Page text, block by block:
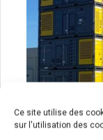
Ce site utilise des
sur l'utilisation des